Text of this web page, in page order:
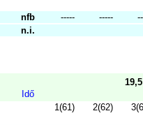
nfb ----- -----
n.i.
Idő
1(61)
2(62)